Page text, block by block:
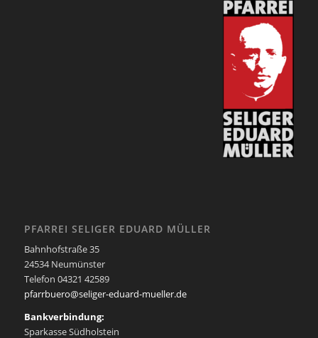
PFARREI SELIGER EDUARD MÜLLER
Bahnhofstraße 35
24534 Neumünster
Telefon 04321 42589
pfarrbuero@seliger-eduard-mueller.de
Bankverbindung:
Sparkasse Südholstein